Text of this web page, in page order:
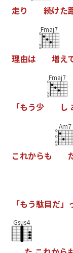
走り 続けた
理由は
Fmaj7
増え
「もう少
Fmaj7
し
これからも
Am7
「もう駄目だ」
Gsus4